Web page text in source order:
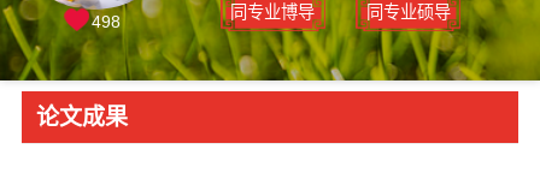
同专业博导 同专业硕导
498
论文成果